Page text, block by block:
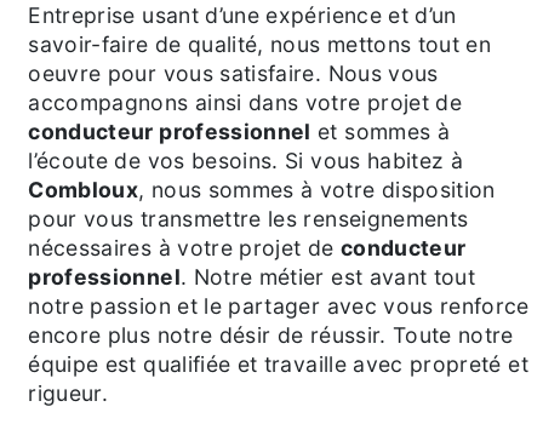
Entreprise usant d’une expérience et d’un
savoir-faire de qualité, nous mettons tout en
oeuvre pour vous satisfaire. Nous vous
accompagnons ainsi dans votre projet de
conducteur professionnel et sommes à
l’écoute de vos besoins. Si vous habitez à
Combloux, nous sommes à votre disposition
pour vous transmettre les renseignements
nécessaires à votre projet de conducteur
professionnel. Notre métier est avant tout
notre passion et le partager avec vous renforce
encore plus notre désir de réussir. Toute notre
équipe est qualifiée et travaille avec propreté et
rigueur.